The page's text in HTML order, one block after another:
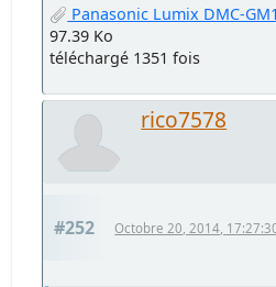
Panasonic Lumix DMC-GM1 _Digital
97.39 Ko
téléchargé 1351 fois
rico7578
#252 Octobre 20, 2014,